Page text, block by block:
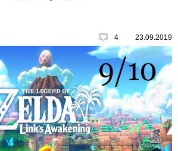
4 23.09.2019